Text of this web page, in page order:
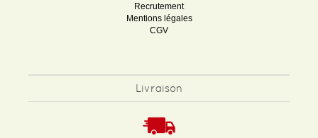
Recrutement
Mentions légales
CGV
Livraison